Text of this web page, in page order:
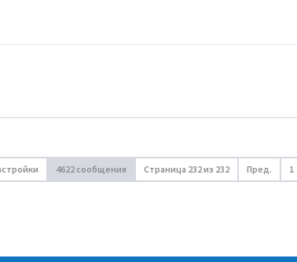
4622 сообщения Страница 232из 232 Пред. 1